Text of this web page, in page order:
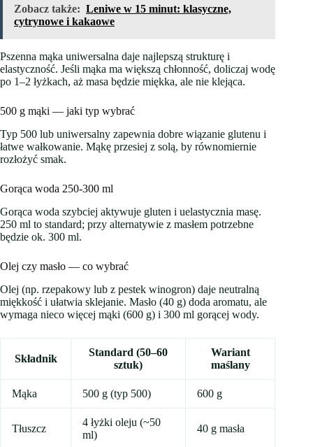
Zobacz także: Leniwe w 15 minut: klasyczne,
cytrynowe i kakaowe
Pszenna mąka uniwersalna daje najlepszą strukturę i
elastyczność. Jeśli mąka ma większą chłonność, doliczaj wodę
po 1–2 łyżkach, aż masa będzie miękka, ale nie klejąca.
500 g mąki — jaki typ wybrać
Typ 500 lub uniwersalny zapewnia dobre wiązanie glutenu i
łatwe wałkowanie. Mąkę przesiej z solą, by równomiernie
rozłożyć smak.
Gorąca woda 250-300 ml
Gorąca woda szybciej aktywuje gluten i uelastycznia masę.
250 ml to standard; przy alternatywie z masłem potrzebne
będzie ok. 300 ml.
Olej czy masło — co wybrać
Olej (np. rzepakowy lub z pestek winogron) daje neutralną
miękkość i ułatwia sklejanie. Masło (40 g) doda aromatu, ale
wymaga nieco więcej mąki (600 g) i 300 ml gorącej wody.
Składnik
Standard (50–60
sztuk)
Wariant
maślany
Mąka 500 g (typ 500) 600 g
Tłuszcz
4 łyżki oleju (~50
ml)
40 g masła